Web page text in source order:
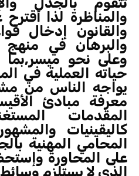
والمناظرة لذا
والقانون إدخال
والبرهان في منهج
وعلى نحو
حياته العملية في
يواجه الناس من
معرفة مبادئ
المقدمات
كاليقينيات
المحامي المهنية
على المحاورة
الذي لا يستلزم